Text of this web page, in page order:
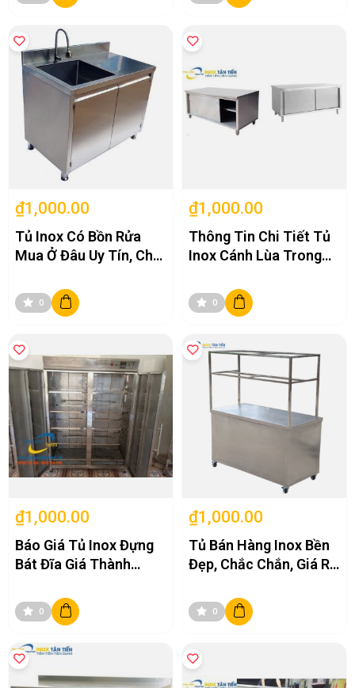
₫1,000.00
Tủ Inox Có Bồn Rửa
Mua Ở Đâu Uy Tín, Chất
0
₫1,000.00
Thông Tin Chi Tiết Tủ
Inox Cánh Lùa Trong
0
₫1,000.00
Báo Giá Tủ Inox Đựng
Bát Đĩa Giá Thành
Nay
0
₫1,000.00
Tủ Bán Hàng Inox Bền
Đẹp, Chắc Chắn, Giá Rẻ
0